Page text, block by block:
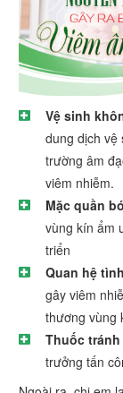
Vệ sinh
dung dịch vệ
trường âm
viêm nhiễm.
Mặc quần
vùng kín ẩm
triển
Quan hệ
gây viêm
thương vùng
Thuốc
trưởng tấn